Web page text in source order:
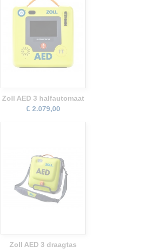
Zoll AED 3 halfautomaat
€ 2.079,00
Zoll AED 3 draagtas